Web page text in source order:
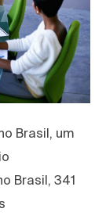
Brasil, um
Brasil, 341